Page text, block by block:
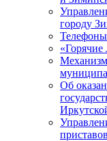
городу
Об